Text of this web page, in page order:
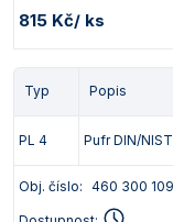
815 Kč/ ks
Typ Popis
PL 4 Pufr DIN/
Obj. číslo: 460 300 109